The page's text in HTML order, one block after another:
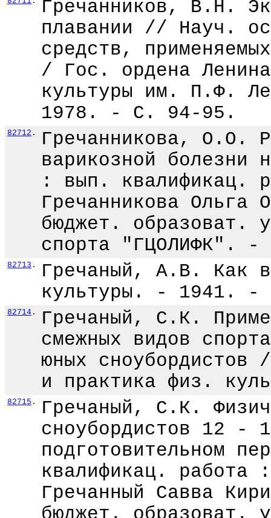
Гречанников, В.Н.
плавании // Науч.
средств,
/ Гос. ордена
культуры им. П.Ф.
1978. - С. 94-95.
82712 .
Гречанникова, О.О.
варикозной болезни
: вып. квалификац.
Гречанникова
бюджет. образоват.
спорта "ГЦОЛИФК".
82713 .
Гречаный, А.В. Как
культуры. -
82714 .
Гречаный, С.К.
смежных видов
юных
и практика физ.
82715 .
Гречаный, С.К.
сноубордистов 12 -
подготовительном
квалификац.
Гречанный Савва